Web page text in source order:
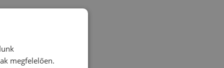
megfelelően.